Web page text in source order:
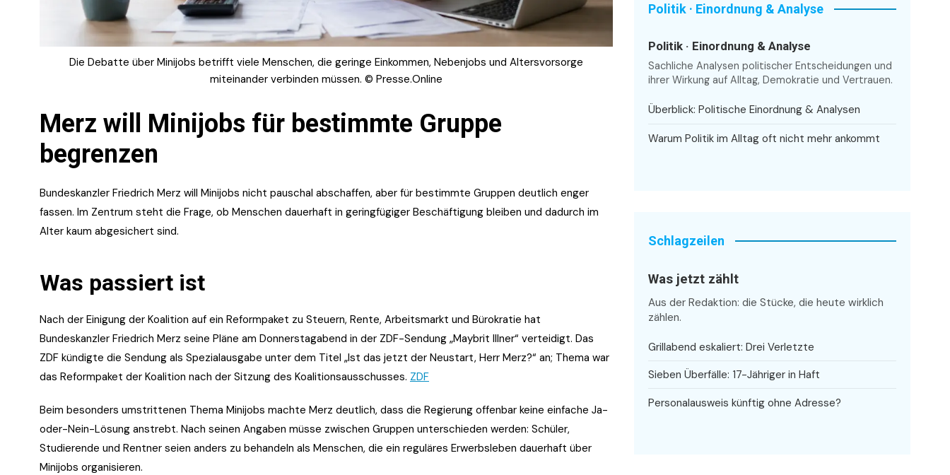
Die Debatte über Minijobs betrifft viele Menschen, die geringe Einkommen, Nebenjobs und Altersvorsorge
miteinander verbinden müssen. © Presse.Online
Merz will Minijobs für bestimmte Gruppe
begrenzen
Bundeskanzler Friedrich Merz will Minijobs nicht pauschal abschaffen, aber für bestimmte Gruppen deutlich enger
fassen. Im Zentrum steht die Frage, ob Menschen dauerhaft in geringfügiger Beschäftigung bleiben und dadurch im
Alter kaum abgesichert sind.
Was passiert ist
Nach der Einigung der Koalition auf ein Reformpaket zu Steuern, Rente, Arbeitsmarkt und Bürokratie hat
Bundeskanzler Friedrich Merz seine Pläne am Donnerstagabend in der ZDF-Sendung „Maybrit Illner“ verteidigt. Das
ZDF kündigte die Sendung als Spezialausgabe unter dem Titel „Ist das jetzt der Neustart, Herr Merz?“ an; Thema war
das Reformpaket der Koalition nach der Sitzung des Koalitionsausschusses. ZDF
Beim besonders umstrittenen Thema Minijobs machte Merz deutlich, dass die Regierung offenbar keine einfache Ja-
oder-Nein-Lösung anstrebt. Nach seinen Angaben müsse zwischen Gruppen unterschieden werden: Schüler,
Studierende und Rentner seien anders zu behandeln als Menschen, die ein reguläres Erwerbsleben dauerhaft über
Minijobs organisieren.
Politik · Einordnung & Analyse
Politik · Einordnung & Analyse
Sachliche Analysen politischer Entscheidungen und
ihrer Wirkung auf Alltag, Demokratie und Vertrauen.
Überblick: Politische Einordnung & Analysen
Warum Politik im Alltag oft nicht mehr ankommt
Schlagzeilen
Was jetzt zählt
Aus der Redaktion: die Stücke, die heute wirklich
zählen.
Grillabend eskaliert: Drei Verletzte
Sieben Überfälle: 17-Jähriger in Haft
Personalausweis künftig ohne Adresse?